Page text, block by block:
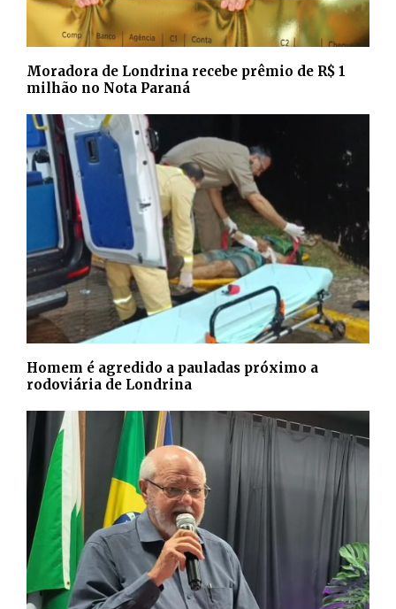
Moradora de Londrina recebe prêmio de R$ 1
milhão no Nota Paraná
Homem é agredido a pauladas próximo a
rodoviária de Londrina